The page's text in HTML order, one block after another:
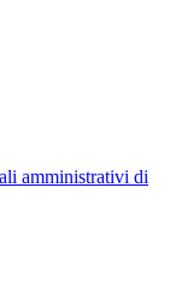
amministrativi di